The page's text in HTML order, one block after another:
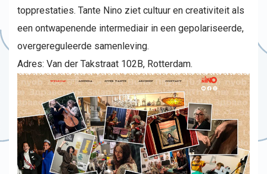
topprestaties. Tante Nino ziet cultuur en creativiteit als
een ontwapenende intermediair in een gepolariseerde,
overgereguleerde samenleving.
Adres: Van der Takstraat 102B, Rotterdam.